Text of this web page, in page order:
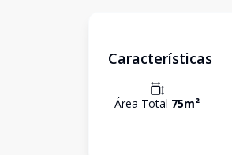
Características
Área Total 75m²